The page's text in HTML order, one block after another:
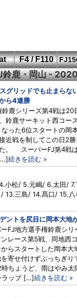
F4 / F110
FIA-F4
F110 CUP 鈴鹿
もて
筑波
A
SFJ
SFJ
鹿・岡山 -
グリッドでも止まらな
ら4連勝
鹿シリーズ第4戦は20
鈴鹿サーキット西コー
った6位スタートの岡
近戦を制してこの日2
。 スーパーFJ第4戦
続きを読む »
小松/ 5.元嶋/ 6.太田/
/ 13.三島/ 14.髙口/ 15.
トを尻目に岡本大地
FJ地方選手権鈴鹿シ
レース第5戦、同地西
らスタートした岡本大
を寄せ付けずぶっちぎ
時ちょうど、雨はやみ
ラップ […]続きを読む »